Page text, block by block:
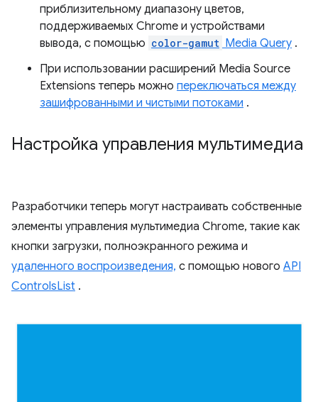
приблизительному диапазону цветов,
поддерживаемых Chrome и устройствами
вывода, с помощью color-gamut Media Query .
При использовании расширений Media Source
Extensions теперь можно переключаться между
зашифрованными и чистыми потоками .
Настройка управления мультимедиа
Разработчики теперь могут настраивать собственные
элементы управления мультимедиа Chrome, такие как
кнопки загрузки, полноэкранного режима и
удаленного воспроизведения, с помощью нового API
ControlsList .